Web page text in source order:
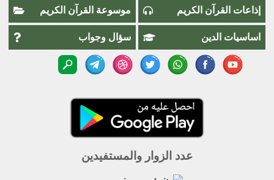
إذاعات القرآن الكريم موسوعة القرآن الكريم
اساسيات الدين سؤال وجواب
عدد الزوار والمستفيدين